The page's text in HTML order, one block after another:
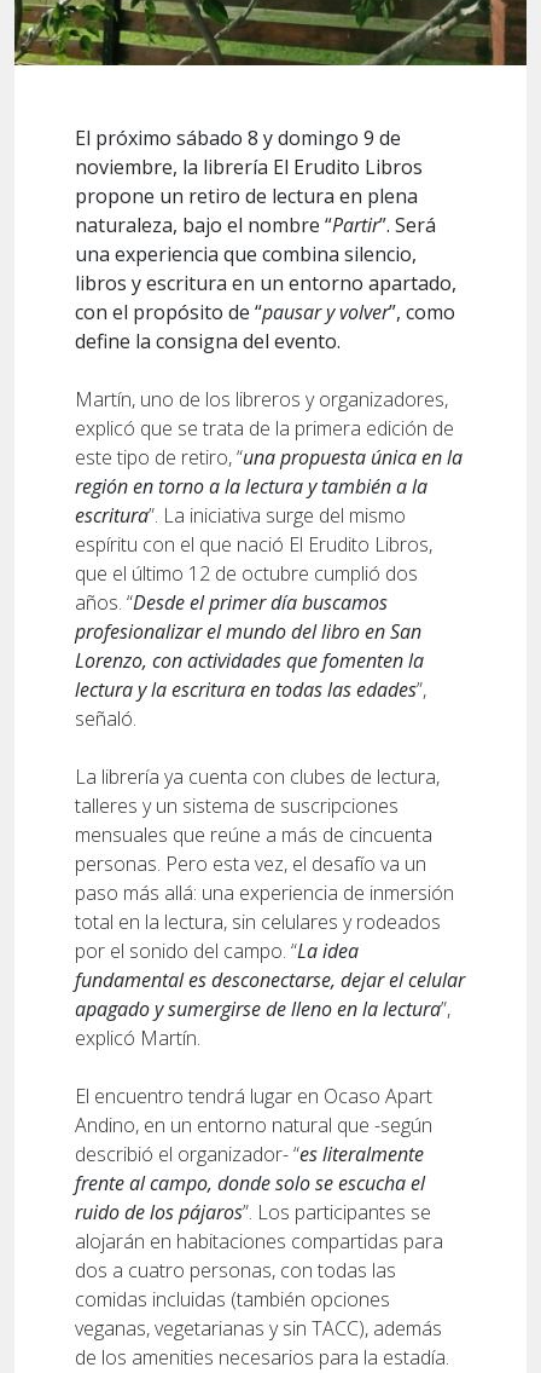
El próximo sábado 8 y domingo 9 de
noviembre, la librería El Erudito Libros
propone un retiro de lectura en plena
naturaleza, bajo el nombre “Partir”. Será
una experiencia que combina silencio,
libros y escritura en un entorno apartado,
con el propósito de “pausar y volver”, como
define la consigna del evento.
Martín, uno de los libreros y organizadores,
explicó que se trata de la primera edición de
este tipo de retiro, “una propuesta única en la
región en torno a la lectura y también a la
escritura”. La iniciativa surge del mismo
espíritu con el que nació El Erudito Libros,
que el último 12 de octubre cumplió dos
años. “Desde el primer día buscamos
profesionalizar el mundo del libro en San
Lorenzo, con actividades que fomenten la
lectura y la escritura en todas las edades”,
señaló.
La librería ya cuenta con clubes de lectura,
talleres y un sistema de suscripciones
mensuales que reúne a más de cincuenta
personas. Pero esta vez, el desafío va un
paso más allá: una experiencia de inmersión
total en la lectura, sin celulares y rodeados
por el sonido del campo. “La idea
fundamental es desconectarse, dejar el celular
apagado y sumergirse de lleno en la lectura”,
explicó Martín.
El encuentro tendrá lugar en Ocaso Apart
Andino, en un entorno natural que -según
describió el organizador- “es literalmente
frente al campo, donde solo se escucha el
ruido de los pájaros”. Los participantes se
alojarán en habitaciones compartidas para
dos a cuatro personas, con todas las
comidas incluidas (también opciones
veganas, vegetarianas y sin TACC), además
de los amenities necesarios para la estadía.